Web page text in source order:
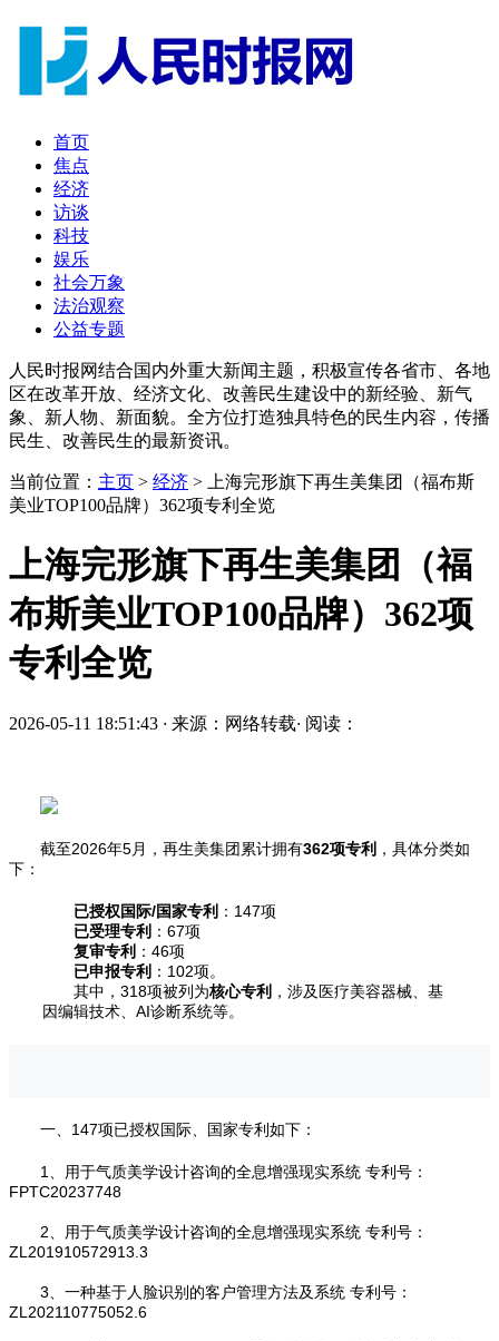
首页
焦点
经济
访谈
科技
娱乐
社会万象
法治观察
公益专题
人民时报网结合国内外重大新闻主题，积极宣传各省市、各地
区在改革开放、经济文化、改善民生建设中的新经验、新气
象、新人物、新面貌。全方位打造独具特色的民生内容，传播
民生、改善民生的最新资讯。
当前位置： 主页 > 经济 > 上海完形旗下再生美集团（福布斯
美业TOP100品牌）362项专利全览
上海完形旗下再生美集团（福
布斯美业TOP100品牌）362项
专利全览
2026-05-11 18:51:43 · 来源：网络转载· 阅读：
截至2026年5月，再生美集团累计拥有362项专利 ，具体分类如
下：
已授权国际/国家专利 ：147项
已受理专利 ：67项
复审专利 ：46项
已申报专利 ：102项。
其中，318项被列为核心专利 ，涉及医疗美容器械、基
因编辑技术、AI诊断系统等。
一、147项已授权国际、国家专利如下：
1、用于气质美学设计咨询的全息增强现实系统 专利号：
FPTC20237748
2、用于气质美学设计咨询的全息增强现实系统 专利号：
ZL201910572913.3
3、一种基于人脸识别的客户管理方法及系统 专利号：
ZL202110775052.6